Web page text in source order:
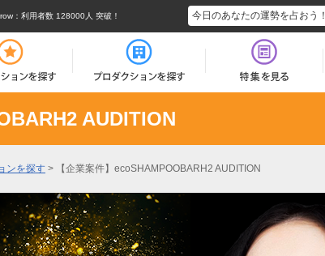
：利用者数 128000人 突破！ 今日のあなたの運勢を占おう！
AUDITION
ンを探す > 【企業案件】ecoSHAMPOOBARH2 AUDITION